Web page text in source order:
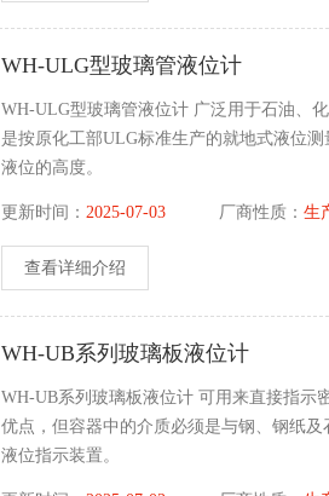
WH-ULG型玻璃管液位计
WH-ULG型玻璃管液位计 广泛用于石油、
是按原化工部ULG标准生产的就地式液位
液位的高度。
更新时间：2025-07-03 厂商性质：生
查看详细介绍
WH-UB系列玻璃板液位计
WH-UB系列玻璃板液位计 可用来直接指示
优点，但容器中的介质必须是与钢、钢纸
液位指示装置。